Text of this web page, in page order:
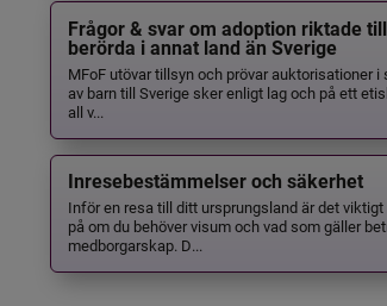
Frågor & svar om adoption riktade
berörda i annat land än Sverige
MFoF utövar tillsyn och prövar auktorisationer
av barn till Sverige sker enligt lag och på ett
all v...
Inresebestämmelser och säkerhet
Inför en resa till ditt ursprungsland är det
på om du behöver visum och vad som gäller
medborgarskap. D...